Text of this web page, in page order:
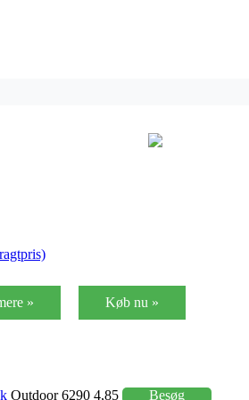
» Køb nu »
Outdoor 6290 4,85 Besøg